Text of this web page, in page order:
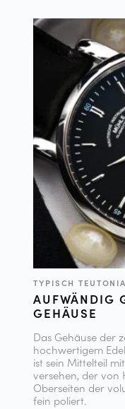
TYPISCH TEUTONIA
AUFWÄNDIG
GEHÄUSE
Das Gehäuse der
hochwertigem
ist sein Mittelteil
versehen, der
Oberseiten der
fein poliert.